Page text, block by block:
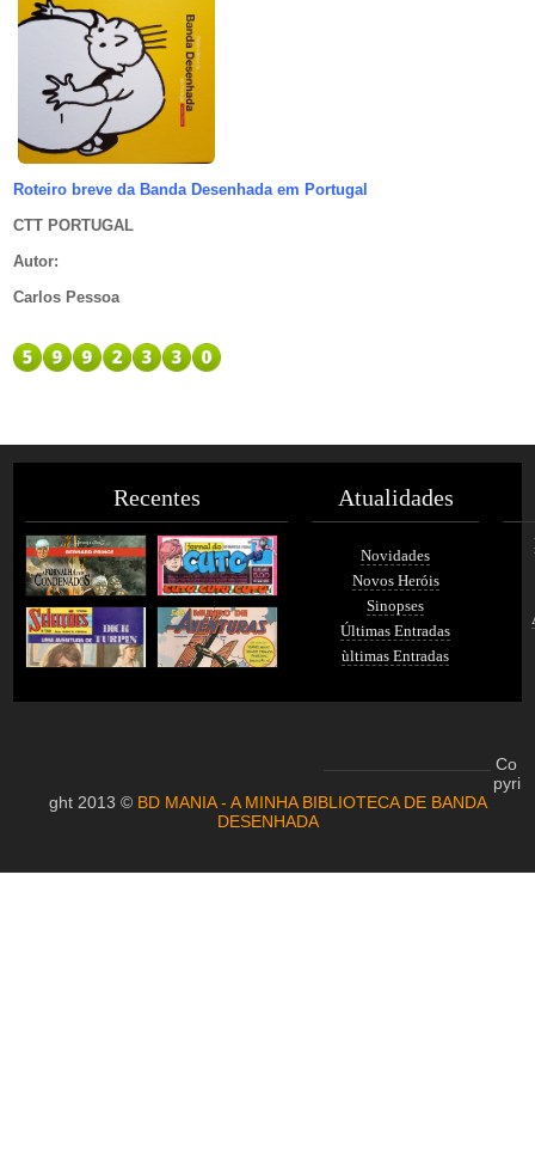
Roteiro breve da Banda Desenhada em Portugal
CTT PORTUGAL
Autor:
Carlos Pessoa
Recentes Atualidades
Novidades
Novos Heróis
Sinopses
Últimas Entradas
ùltimas Entradas
Co
pyri
ght 2013 © BD MANIA - A MINHA BIBLIOTECA DE BANDA
DESENHADA